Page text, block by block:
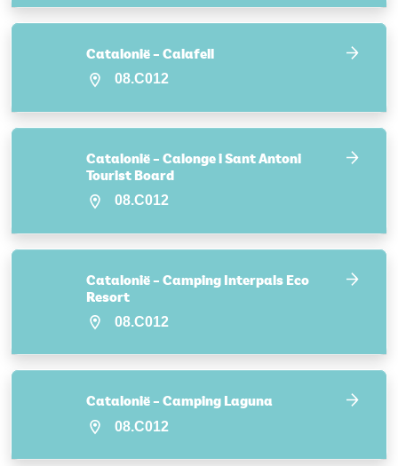
Catalonië – Calafell
08.C012
Catalonië – Calonge i Sant Antoni
Tourist Board
08.C012
Catalonië – Camping Interpals Eco
Resort
08.C012
Catalonië – Camping Laguna
08.C012